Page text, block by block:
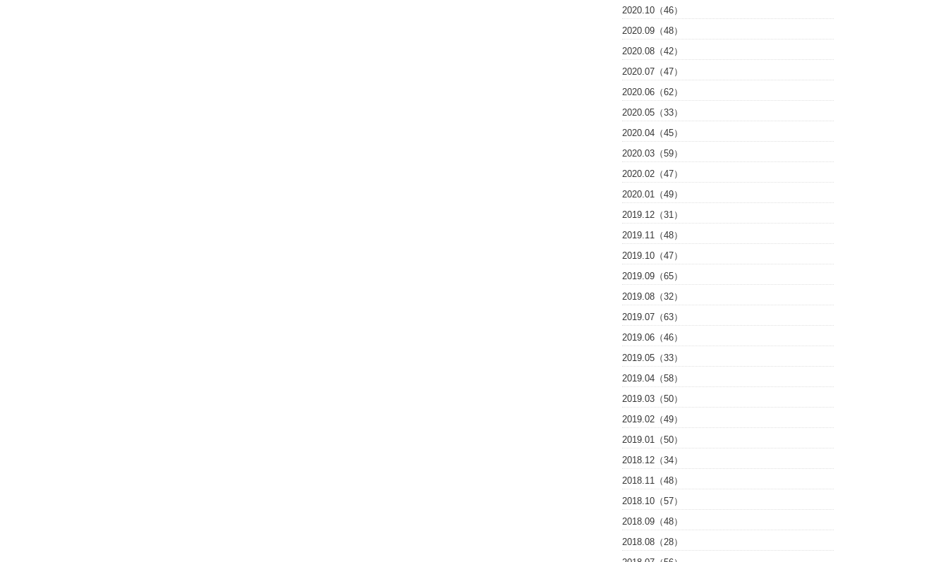
2020.10（46）
2020.09（48）
2020.08（42）
2020.07（47）
2020.06（62）
2020.05（33）
2020.04（45）
2020.03（59）
2020.02（47）
2020.01（49）
2019.12（31）
2019.11（48）
2019.10（47）
2019.09（65）
2019.08（32）
2019.07（63）
2019.06（46）
2019.05（33）
2019.04（58）
2019.03（50）
2019.02（49）
2019.01（50）
2018.12（34）
2018.11（48）
2018.10（57）
2018.09（48）
2018.08（28）